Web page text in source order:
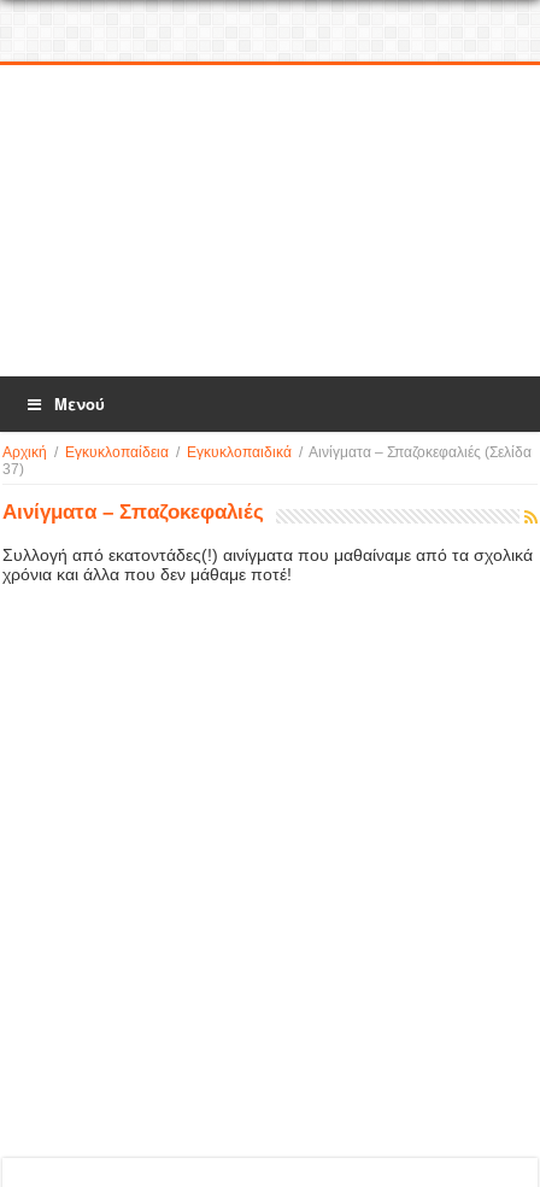
Μενού
Αρχική / Εγκυκλοπαίδεια / Εγκυκλοπαιδικά / Αινίγματα – Σπαζοκεφαλιές (Σελίδα
37)
Αινίγματα – Σπαζοκεφαλιές
Συλλογή από εκατοντάδες(!) αινίγματα που μαθαίναμε από τα σχολικά
χρόνια και άλλα που δεν μάθαμε ποτέ!